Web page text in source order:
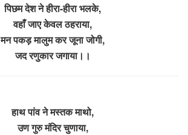
पिछम देश ने हीरा-हीरा भलके,
वहाँ जाए केवल ठहराया,
मन पकड़ मालुम कर जूना जोगी,
जद रणुकार जगाया।।
हाथ पांव ने मस्तक माथो,
उण गुरु मंदिर चुणाया,